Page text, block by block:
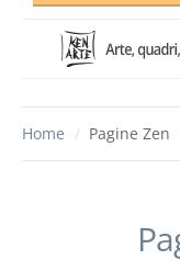
Home / Pagine Zen